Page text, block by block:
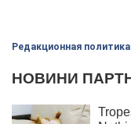
Редакционная политика